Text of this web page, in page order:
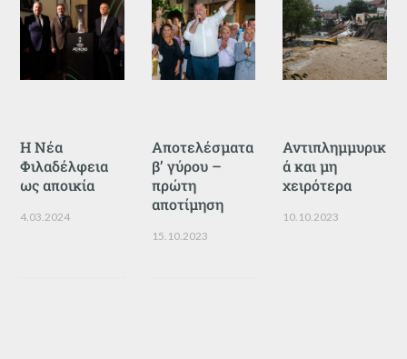
Η Νέα
Φιλαδέλφεια
ως αποικία
4.03.2024
Αποτελέσματα
β’ γύρου –
πρώτη
αποτίμηση
15.10.2023
Αντιπλημμυρικ
ά και μη
χειρότερα
10.10.2023